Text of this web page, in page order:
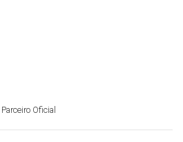
Parceiro Oficial